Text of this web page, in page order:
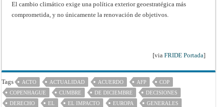
El cambio climático exige una política exterior geoestratégica más
comprometida, y no únicamente la renovación de objetivos.
[via FRIDE Portada]
Tags ACTO ACTUALIDAD ACUERDO AFP
COP
COPENHAGUE
CUMBRE DE DICIEMBRE
DECISIONES
DERECHO
EL EL IMPACTO EUROPA
GENERALES